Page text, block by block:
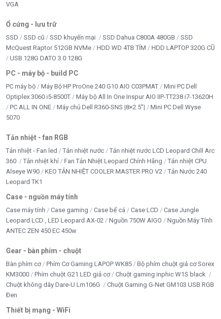
VGA
Ổ cứng - lưu trữ
SSD SSD cũ SSD khuyến mại SSD Dahua C800A 480GB
SSD
McQuest Raptor 512GB NVMe
HDD WD 4TB TÍM
HDD LAPTOP 320G CŨ
USB 128G DATO 3.0 128G
PC - máy bộ - build PC
PC máy bộ Máy Bộ HP ProOne 240 G10 AIO C03PMAT
Mini PC Dell
Optiplex 3060 i5-8500T
Máy bộ All In One Inspur AIO IIP-TT238 i7-13620H
PC ALL IN ONE
Máy chủ Dell R360-SNS |8×2.5”|
Mini PC Dell Wyse
5070
Tản nhiệt - fan RGB
Tản nhiệt - Fan led Tản nhiệt nước
Tản nhiệt nước LCD Leopard Chill Arc
360
Tản nhiệt khí Fan Tản Nhiệt Leopard Chính Hãng
Tản nhiệt CPU
Alseye W90
KEO TẢN NHIỆT COOLER MASTER PRO V2
Tản Nước 240
Leopard TK1
Case - nguồn máy tính
Case máy tính Case gaming Case bể cá Case LCD
Case Jungle
Leopard LCD , LED Leopard AX-02
Nguồn 750W AIGO
Nguồn Máy Tính
ANTEC ZEN 450 EC 450w
Gear - bàn phím - chuột
Bàn phím cơ Phím Cơ Gaming LAPOP WK85
Bộ phím chuột giả cơ Sorex
KM3000
Phím chuột G21 LED giả cơ
Chuột gaming inphic W1S black
Chuột không dây Dare-U Lm106G
Chuột Gaming G-Net GM103 USB RGB
Đen
Thiết bị mạng - WiFi